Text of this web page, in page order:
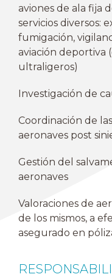
aviones de ala fija
servicios diversos:
fumigación,
aviación deportiva
ultraligeros)
Investigación de
Coordinación de
aeronaves post
Gestión del
aeronaves
Valoraciones de
de los mismos, a
asegurado en